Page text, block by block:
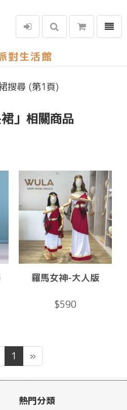
選單
搜尋 (第1頁)
」相關商品
羅馬女神-大人版
$590
1 »
熱門分類